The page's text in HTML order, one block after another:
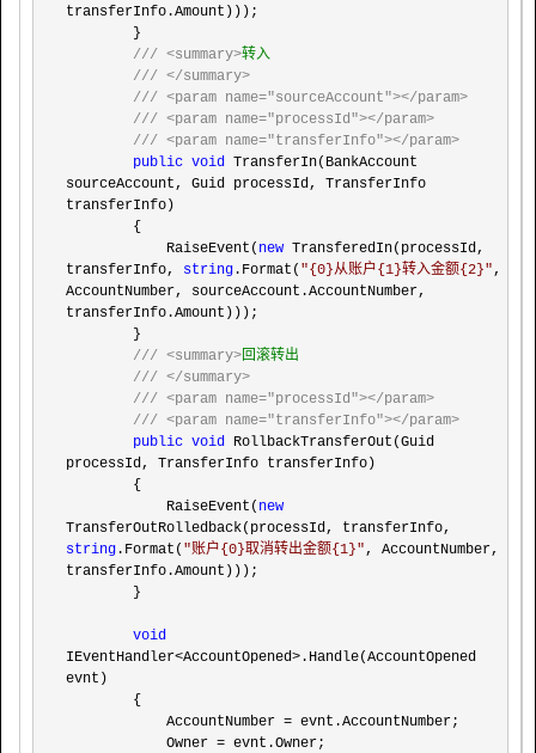
transferInfo.Amount)));
/// <summary>转入
/// </summary>
/// <param name="sourceAccount"></param>
/// <param name="processId"></param>
/// <param name="transferInfo"></param>
public void TransferIn(BankAccount
sourceAccount, Guid processId, TransferInfo
transferInfo)
            RaiseEvent(
new TransferedIn(processId,
transferInfo, string .Format( "{0}从账户{1}转入金额{2}",
AccountNumber, sourceAccount.AccountNumber,
transferInfo.Amount)));
/// <summary>回滚转出
/// </summary>
/// <param name="processId"></param>
/// <param name="transferInfo"></param>
public void RollbackTransferOut(Guid
processId, TransferInfo transferInfo)
            RaiseEvent(
new
string .Format( "账户{0}取消转出金额{1}", AccountNumber,
transferInfo.Amount)));
void
IEventHandler<AccountOpened> .Handle(AccountOpened
evnt)
            AccountNumber
= evnt.AccountNumber;
            Owner
= evnt.Owner;